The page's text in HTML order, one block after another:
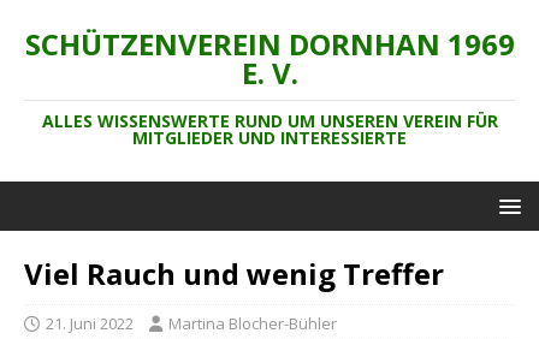
SCHÜTZENVEREIN DORNHAN 1969
E. V.
ALLES WISSENSWERTE RUND UM UNSEREN VEREIN FÜR
MITGLIEDER UND INTERESSIERTE
Viel Rauch und wenig Treffer
21. Juni 2022 Martina Blocher-Bühler